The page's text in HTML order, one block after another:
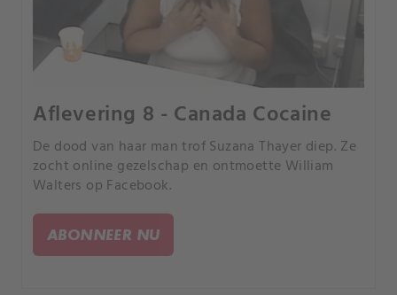
Aflevering 8 - Canada Cocaine
De dood van haar man trof Suzana Thayer diep. Ze
zocht online gezelschap en ontmoette William
Walters op Facebook.
ABONNEER NU